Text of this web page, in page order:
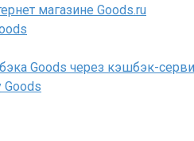
магазине Goods.ru
Goods через кэшбэк-
Goods